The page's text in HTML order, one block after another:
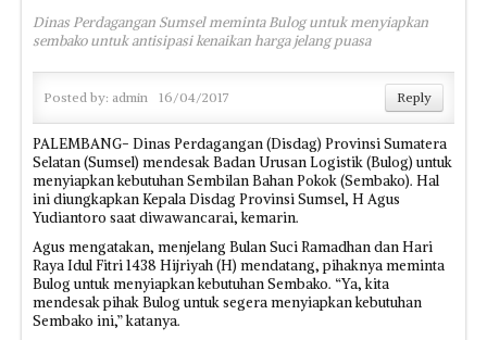
Dinas Perdagangan Sumsel meminta Bulog untuk menyiapkan
sembako untuk antisipasi kenaikan harga jelang puasa
Posted by: admin 16/04/2017 Reply
PALEMBANG- Dinas Perdagangan (Disdag) Provinsi Sumatera
Selatan (Sumsel) mendesak Badan Urusan Logistik (Bulog) untuk
menyiapkan kebutuhan Sembilan Bahan Pokok (Sembako). Hal
ini diungkapkan Kepala Disdag Provinsi Sumsel, H Agus
Yudiantoro saat diwawancarai, kemarin.
Agus mengatakan, menjelang Bulan Suci Ramadhan dan Hari
Raya Idul Fitri 1438 Hijriyah (H) mendatang, pihaknya meminta
Bulog untuk menyiapkan kebutuhan Sembako. “Ya, kita
mendesak pihak Bulog untuk segera menyiapkan kebutuhan
Sembako ini,” katanya.